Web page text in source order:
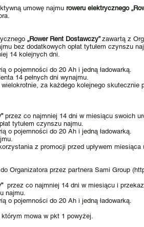
umowę najmu roweru elektrycznego
„Rower Rent Dostawczy”zawartą z
bez dodatkowych opłat tytułem czynszu
14 kolejnych dni.
o pojemności do 20 Ah i jedną ładowarką.
14 pełnych dni wynajmu.
za każdego kolejnego
przez co najmniej 14 dni w miesiącu swoich
tytułem czynszu najmu.
o pojemności do 20 Ah i jedną ładowarką.
z promocji przed upływem
Organizatora przez partnera Sami Group (
przez co najmniej 14 dni w miesiącu i
najmu.
o pojemności do 20 Ah i jedną ładowarką.
mowa w pkt 1 powyżej.